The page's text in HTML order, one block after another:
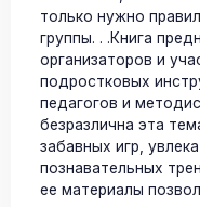
только нужно
группы. . .Книга
организаторов и
подростковых
педагогов и
безразлична эта
забавных игр,
познавательных
ее материалы